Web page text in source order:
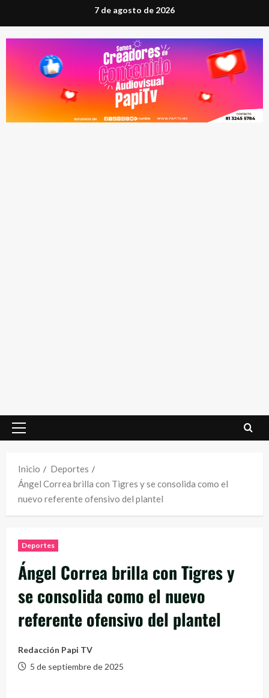
al
contenido
7 de agosto de 2026
Menú
Inicio
Deportes
Ángel Correa brilla con Tigres y se consolida como el
nuevo referente ofensivo del plantel
Deportes
Ángel Correa brilla con Tigres y
se consolida como el nuevo
referente ofensivo del plantel
Redacción Papi TV
5 de septiembre de 2025